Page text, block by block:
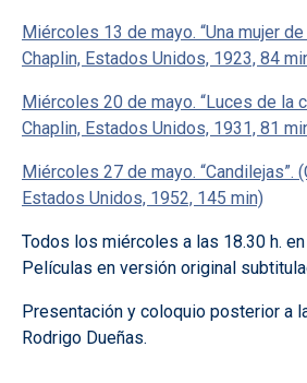
Miércoles 13 de mayo. “Una mujer
Chaplin, Estados Unidos, 1923, 84
Miércoles 20 de mayo. “Luces de la
Chaplin, Estados Unidos, 1931, 81
Miércoles 27 de mayo. “Candilejas”.
Estados Unidos, 1952, 145 min)
Todos los miércoles a las 18.30 h.
Películas en versión original
Presentación y coloquio posterior a
Rodrigo Dueñas.